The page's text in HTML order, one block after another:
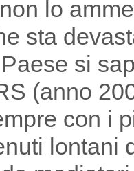
lo
sta
si
(anno
con i
lontani